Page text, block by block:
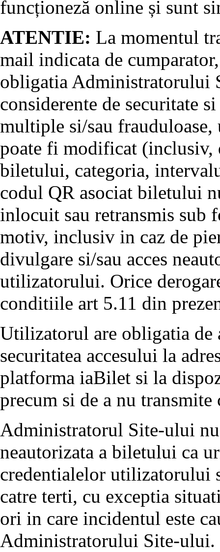
funcționeză online și sunt
ATENTIE: La momentul
mail indicata de
obligatia Administratorului
considerente de securitate
multiple si/sau
poate fi modificat (inclusiv,
biletului, categoria,
codul QR asociat biletului
inlocuit sau retransmis sub
motiv, inclusiv in caz de
divulgare si/sau acces
utilizatorului. Orice
conditiile art 5.11 din
Utilizatorul are obligatia de
securitatea accesului la
platforma iaBilet si la
precum si de a nu
Administratorul Site-ului
neautorizata a biletului ca
credentialelor utilizatorului
catre terti, cu exceptia
ori in care incidentul este
Administratorului Site-ului.